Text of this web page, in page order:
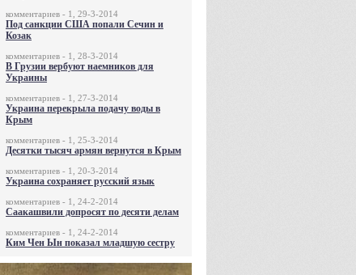
комментариев - 1, 29-3-2014
Под санкции США попали Сечин и
Козак
комментариев - 1, 28-3-2014
В Грузии вербуют наемников для
Украины
комментариев - 1, 27-3-2014
Украина перекрыла подачу воды в
Крым
комментариев - 1, 25-3-2014
Десятки тысяч армян вернутся в Крым
комментариев - 1, 20-3-2014
Украина сохраняет русский язык
комментариев - 1, 24-2-2014
Саакашвили допросят по десяти делам
комментариев - 1, 24-2-2014
Ким Чен Ын показал младшую сестру